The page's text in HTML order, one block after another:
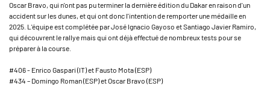
Oscar Bravo, qui n'ont pas pu terminer la dernière édition du Dakar en raison d'un
accident sur les dunes, et qui ont donc l'intention de remporter une médaille en
2025. L'équipe est complétée par José Ignacio Gayoso et Santiago Javier Ramiro,
qui découvrent le rallye mais qui ont déjà effectué de nombreux tests pour se
préparer à la course.
#406 - Enrico Gaspari (IT) et Fausto Mota (ESP)
#434 – Domingo Roman (ESP) et Oscar Bravo (ESP)